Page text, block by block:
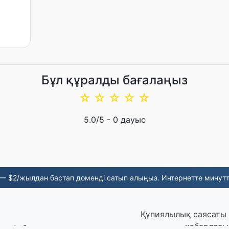
Бұл құралды бағалаңыз
☆
☆
☆
☆
☆
5.0/5 - 0 дауыс
$2/жылдан бастап доменді сатып алыңыз. Интернетте
Құпиялылық саясаты